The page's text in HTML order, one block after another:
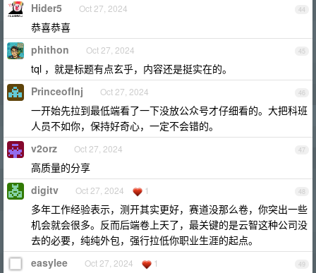
44
Hider5 Oct 27, 2024
恭喜恭喜
45
phithon Oct 27, 2024
tql ，就是标题有点玄乎，内容还是挺实在的。
46
PrinceofInj Oct 27, 2024
一开始先拉到最低端看了一下没放公众号才仔细看的。大把科班
人员不如你，保持好奇心，一定不会错的。
47
v2orz Oct 27, 2024
高质量的分享
48
digitv Oct 27, 2024 1
多年工作经验表示，测开其实更好，赛道没那么卷，你突出一些
机会就会很多。反而后端卷上天了，最关键的是云智这种公司没
去的必要，纯纯外包，强行拉低你职业生涯的起点。
49
easylee Oct 27, 2024 1